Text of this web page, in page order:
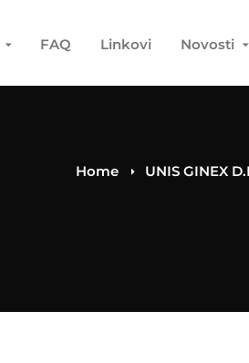
FAQ Linkovi Novosti
Home UNIS GINEX